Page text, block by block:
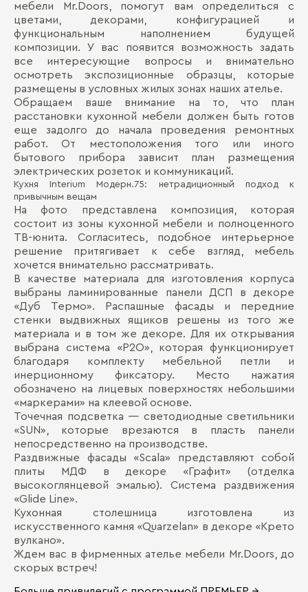
мебели Mr.Doors, помогут вам определиться с
цветами, декорами, конфигурацией и
функциональным наполнением будущей
композиции. У вас появится возможность задать
все интересующие вопросы и внимательно
осмотреть экспозиционные образцы, которые
размещены в условных жилых зонах наших ателье.
Обращаем ваше внимание на то, что план
расстановки кухонной мебели должен быть готов
еще задолго до начала проведения ремонтных
работ. От местоположения того или иного
бытового прибора зависит план размещения
электрических розеток и коммуникаций.
Кухня Interium Модерн.75: нетрадиционный подход к
привычным вещам
На фото представлена композиция, которая
состоит из зоны кухонной мебели и полноценного
ТВ-юнита. Согласитесь, подобное интерьерное
решение притягивает к себе взгляд, мебель
хочется внимательно рассматривать.
В качестве материала для изготовления корпуса
выбраны ламинированные панели ДСП в декоре
«Дуб Термо». Распашные фасады и передние
стенки выдвижных ящиков решены из того же
материала и в том же декоре. Для их открывания
выбрана система «Р2О», которая функционирует
благодаря комплекту мебельной петли и
инерционному фиксатору. Место нажатия
обозначено на лицевых поверхностях небольшими
«маркерами» на клеевой основе.
Точечная подсветка — светодиодные светильники
«SUN», которые врезаются в пласть панели
непосредственно на производстве.
Раздвижные фасады «Scala» представляют собой
плиты МДФ в декоре «Графит» (отделка
высокоглянцевой эмалью). Система раздвижения
«Glide Line».
Кухонная столешница изготовлена из
искусственного камня «Quarzelan» в декоре «Крето
вулкано».
Ждем вас в фирменных ателье мебели Mr.Doors, до
скорых встреч!